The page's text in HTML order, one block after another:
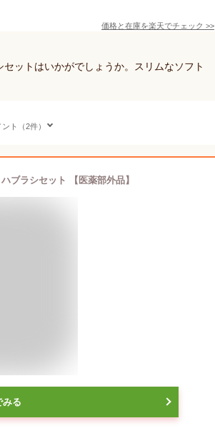
価格と在庫を楽天でチェック >>
ットはいかがでしょうか。スリムなソフト
ト（2件）
ブラシセット 【医薬部外品】
みる